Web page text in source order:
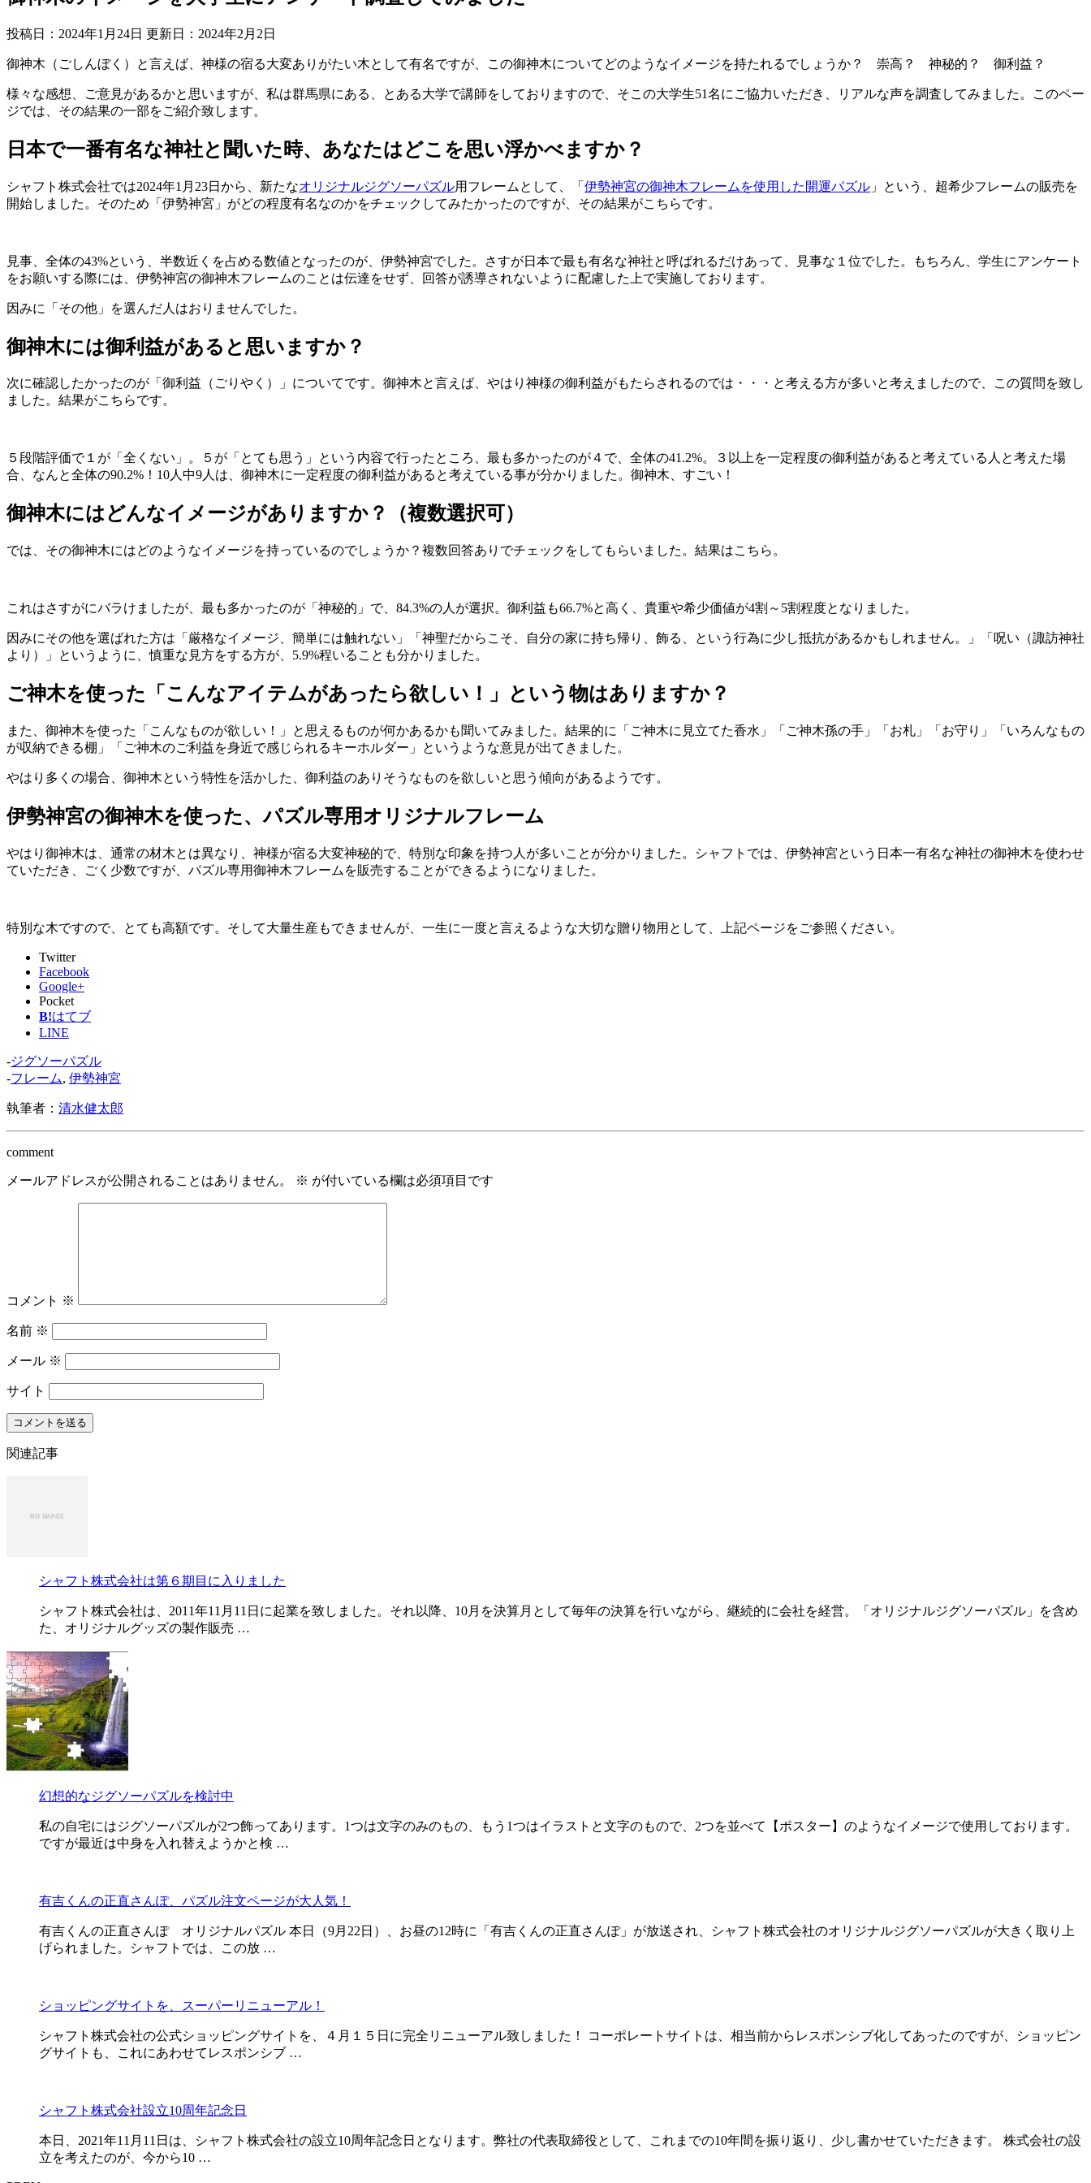
投稿日：2024年1月24日 更新日： 2024年2月2日
御神木（ごしんぼく）と言えば、神様の宿る大変ありがたい木として有名ですが、この御神木についてどのようなイメージを持たれるでしょうか？ 崇高？ 神秘的？ 御利益？
様々な感想、ご意見があるかと思いますが、私は群馬県にある、とある大学で講師をしておりますので、そこの大学生51名にご協力いただき、リアルな声を調査してみました。このペー
ジでは、その結果の一部をご紹介致します。
日本で一番有名な神社と聞いた時、あなたはどこを思い浮かべますか？
シャフト株式会社では2024年1月23日から、新たなオリジナルジグソーパズル用フレームとして、「 伊勢神宮の御神木フレームを使用した開運パズル 」という、超希少フレームの販売を
開始しました。そのため「伊勢神宮」がどの程度有名なのかをチェックしてみたかったのですが、その結果がこちらです。
見事、全体の43%という、半数近くを占める数値となったのが、伊勢神宮でした。さすが日本で最も有名な神社と呼ばれるだけあって、見事な１位でした。もちろん、学生にアンケート
をお願いする際には、伊勢神宮の御神木フレームのことは伝達をせず、回答が誘導されないように配慮した上で実施しております。
因みに「その他」を選んだ人はおりませんでした。
御神木には御利益があると思いますか？
次に確認したかったのが「御利益（ごりやく）」についてです。御神木と言えば、やはり神様の御利益がもたらされるのでは・・・と考える方が多いと考えましたので、この質問を致し
ました。結果がこちらです。
５段階評価で１が「全くない」。５が「とても思う」という内容で行ったところ、最も多かったのが４で、全体の41.2%。３以上を一定程度の御利益があると考えている人と考えた場
合、なんと全体の90.2%！10人中9人は、御神木に一定程度の御利益があると考えている事が分かりました。御神木、すごい！
御神木にはどんなイメージがありますか？（複数選択可）
では、その御神木にはどのようなイメージを持っているのでしょうか？複数回答ありでチェックをしてもらいました。結果はこちら。
これはさすがにバラけましたが、最も多かったのが「神秘的」で、84.3%の人が選択。御利益も66.7%と高く、貴重や希少価値が4割～5割程度となりました。
因みにその他を選ばれた方は「厳格なイメージ、簡単には触れない」「神聖だからこそ、自分の家に持ち帰り、飾る、という行為に少し抵抗があるかもしれません。」「呪い（諏訪神社
より）」というように、慎重な見方をする方が、5.9%程いることも分かりました。
ご神木を使った「こんなアイテムがあったら欲しい！」という物はありますか？
また、御神木を使った「こんなものが欲しい！」と思えるものが何かあるかも聞いてみました。結果的に「ご神木に見立てた香水」「ご神木孫の手」「お札」「お守り」「いろんなもの
が収納できる棚」「ご神木のご利益を身近で感じられるキーホルダー」というような意見が出てきました。
やはり多くの場合、御神木という特性を活かした、御利益のありそうなものを欲しいと思う傾向があるようです。
伊勢神宮の御神木を使った、パズル専用オリジナルフレーム
やはり御神木は、通常の材木とは異なり、神様が宿る大変神秘的で、特別な印象を持つ人が多いことが分かりました。シャフトでは、伊勢神宮という日本一有名な神社の御神木を使わせ
ていただき、ごく少数ですが、パズル専用御神木フレームを販売することができるようになりました。
特別な木ですので、とても高額です。そして大量生産もできませんが、一生に一度と言えるような大切な贈り物用として、上記ページをご参照ください。
Twitter
Facebook
Google+
Pocket
B!はてブ
LINE
-ジグソーパズル
-フレーム, 伊勢神宮
執筆者： 清水健太郎
comment
メールアドレスが公開されることはありません。 ※ が付いている欄は必須項目です
コメント ※
名前 ※
メール ※
サイト
関連記事
シャフト株式会社は第６期目に入りました
シャフト株式会社は、2011年11月11日に起業を致しました。それ以降、10月を決算月として毎年の決算を行いながら、継続的に会社を経営。「オリジナルジグソーパズル」を含め
た、オリジナルグッズの製作販売 …
幻想的なジグソーパズルを検討中
私の自宅にはジグソーパズルが2つ飾ってあります。1つは文字のみのもの、もう1つはイラストと文字のもので、2つを並べて【ポスター】のようなイメージで使用しております。
ですが最近は中身を入れ替えようかと検 …
有吉くんの正直さんぽ、パズル注文ページが大人気！
有吉くんの正直さんぽ オリジナルパズル 本日（9月22日）、お昼の12時に「有吉くんの正直さんぽ」が放送され、シャフト株式会社のオリジナルジグソーパズルが大きく取り上
げられました。シャフトでは、この放 …
ショッピングサイトを、スーパーリニューアル！
シャフト株式会社の公式ショッピングサイトを、４月１５日に完全リニューアル致しました！ コーポレートサイトは、相当前からレスポンシブ化してあったのですが、ショッピン
グサイトも、これにあわせてレスポンシブ …
シャフト株式会社設立10周年記念日
本日、2021年11月11日は、シャフト株式会社の設立10周年記念日となります。弊社の代表取締役として、これまでの10年間を振り返り、少し書かせていただきます。 株式会社の設
立を考えたのが、今から10 …